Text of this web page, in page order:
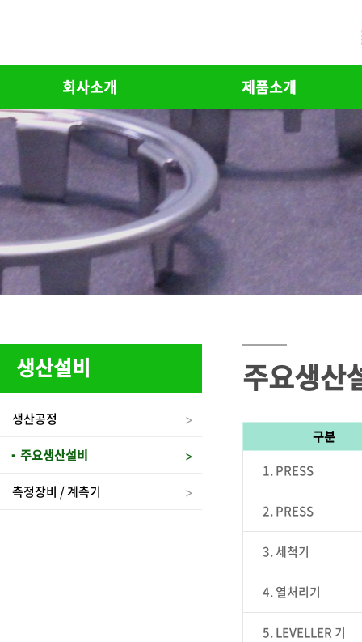
회사소개 제품소개
회사소개
회사현황
회사연혁
조직도
오시는 길
Toque Sensors
Nickel laminations
ZCT Rings
Shielding Can
CuAl, AlCu Busbar
생산설비
생산공정
주요생산설비
측정장비 / 계측기
주요생산
구분
1. PRESS
2. PRESS
3. 세척기
4. 열처리기
5. LEVELLER 기